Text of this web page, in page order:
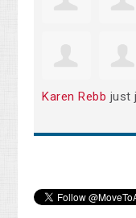
Karen Rebb just